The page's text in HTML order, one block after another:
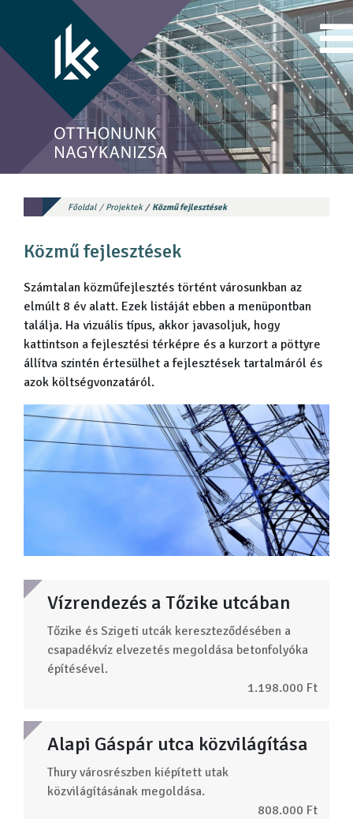
Főoldal Projektek Közmű fejlesztések
Közmű fejlesztések
Számtalan közműfejlesztés történt városunkban az
elmúlt 8 év alatt. Ezek listáját ebben a menüpontban
találja. Ha vizuális típus, akkor javasoljuk, hogy
kattintson a fejlesztési térképre és a kurzort a pöttyre
állítva szintén értesülhet a fejlesztések tartalmáról és
azok költségvonzatáról.
Vízrendezés a Tőzike utcában
Tőzike és Szigeti utcák kereszteződésében a
csapadékvíz elvezetés megoldása betonfolyóka
építésével.
1.198.000 Ft
Alapi Gáspár utca közvilágítása
Thury városrészben kiépített utak
közvilágításának megoldása.
808.000 Ft